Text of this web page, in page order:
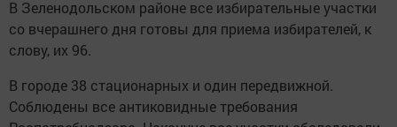
В Зеленодольском районе все избирательные участки
со вчерашнего дня готовы для приема избирателей, к
слову, их 96.
В городе 38 стационарных и один передвижной.
Соблюдены все антиковидные требования